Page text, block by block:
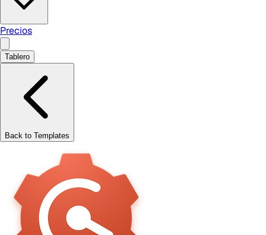
Precios
Tablero
Back to Templates